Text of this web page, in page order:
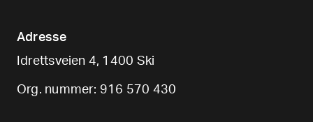
Adresse
Idrettsveien 4, 1400 Ski
Org. nummer: 916 570 430